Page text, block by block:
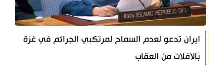
ايران تدعو لعدم السماح لمرتكبي الجرائم في غزة
بالافلات من العقاب